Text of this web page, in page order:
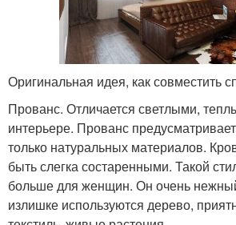
Оригинальная идея, как совместить
Прованс. Отличается светлыми,
интерьере. Прованс
только натуральных материалов.
быть слегка состаренными. Такой
больше для женщин. Он очень
излишке используются дерево,